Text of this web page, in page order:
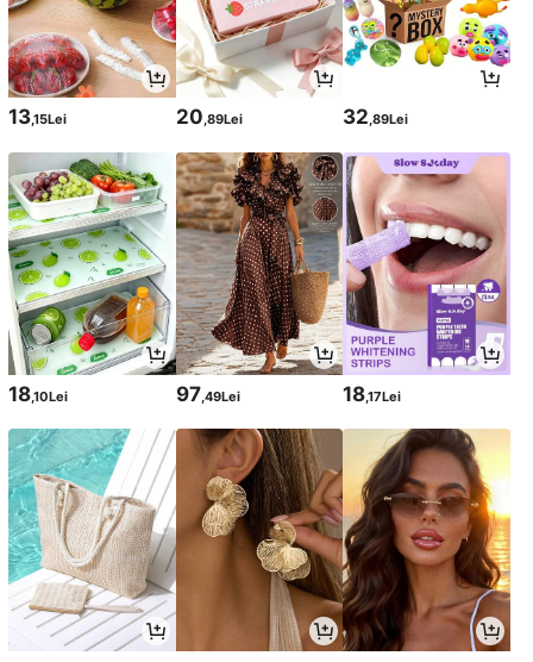
13,15Lei 20,89Lei 32,89Lei
18,10Lei 97 ,49Lei 18,17Lei